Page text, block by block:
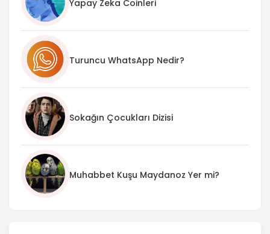
Yapay Zeka Coinleri
Turuncu WhatsApp Nedir?
Sokağın Çocukları Dizisi
Muhabbet Kuşu Maydanoz Yer mi?